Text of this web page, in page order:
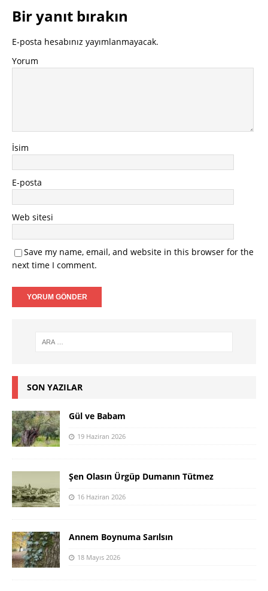
Bir yanıt bırakın
E-posta hesabınız yayımlanmayacak.
Yorum
İsim
E-posta
Web sitesi
Save my name, email, and website in this browser for the
next time I comment.
SON YAZILAR
Gül ve Babam
19 Haziran 2026
Şen Olasın Ürgüp Dumanın Tütmez
16 Haziran 2026
Annem Boynuma Sarılsın
18 Mayıs 2026